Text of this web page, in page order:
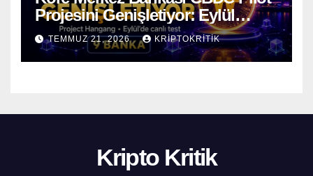
Projesini Genişletiyor: Eylül
Ayında Gerçek Transferler
Başlıyor
TEMMUZ 21, 2026 KRIPTOKRITIK
Kripto Kritik